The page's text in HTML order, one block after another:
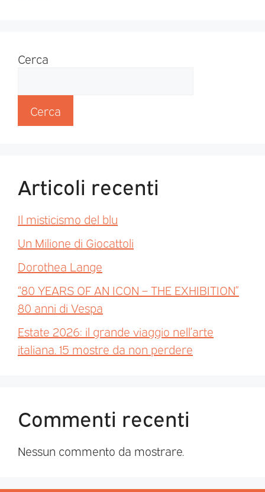
Cerca
Cerca
Articoli recenti
Il misticismo del blu
Un Milione di Giocattoli
Dorothea Lange
“80 YEARS OF AN ICON – THE EXHIBITION”
80 anni di Vespa
Estate 2026: il grande viaggio nell’arte
italiana. 15 mostre da non perdere
Commenti recenti
Nessun commento da mostrare.